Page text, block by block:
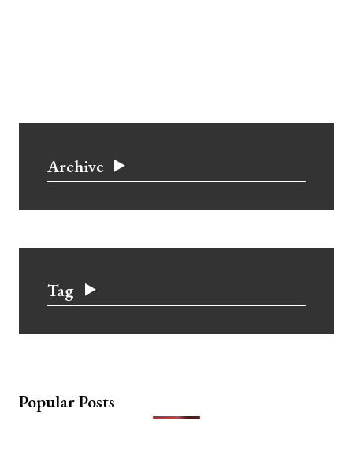
Archive
Tag
Popular Posts